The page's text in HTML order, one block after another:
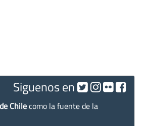
Siguenos en
Chilecomo la fuente de la